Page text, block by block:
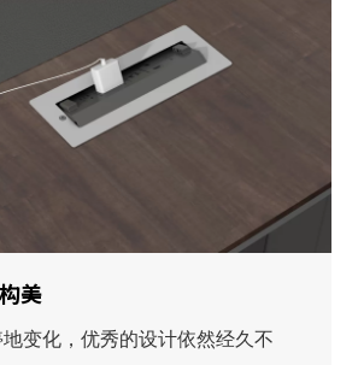
美
变化，优秀的设计依然经久不